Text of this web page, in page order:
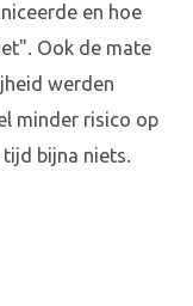
en hoe
Ook de mate
werden
minder risico op
bijna niets.